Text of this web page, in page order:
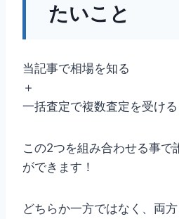
たいこと
当記事で相場を知る
＋
一括査定で複数査定を受ける
この2つを組み合わせる事で
ができます！
どちらか一方ではなく、両